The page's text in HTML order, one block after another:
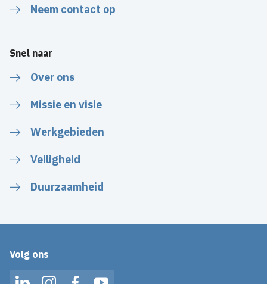
Neem contact op
Snel naar
Over ons
Missie en visie
Werkgebieden
Veiligheid
Duurzaamheid
Volg ons